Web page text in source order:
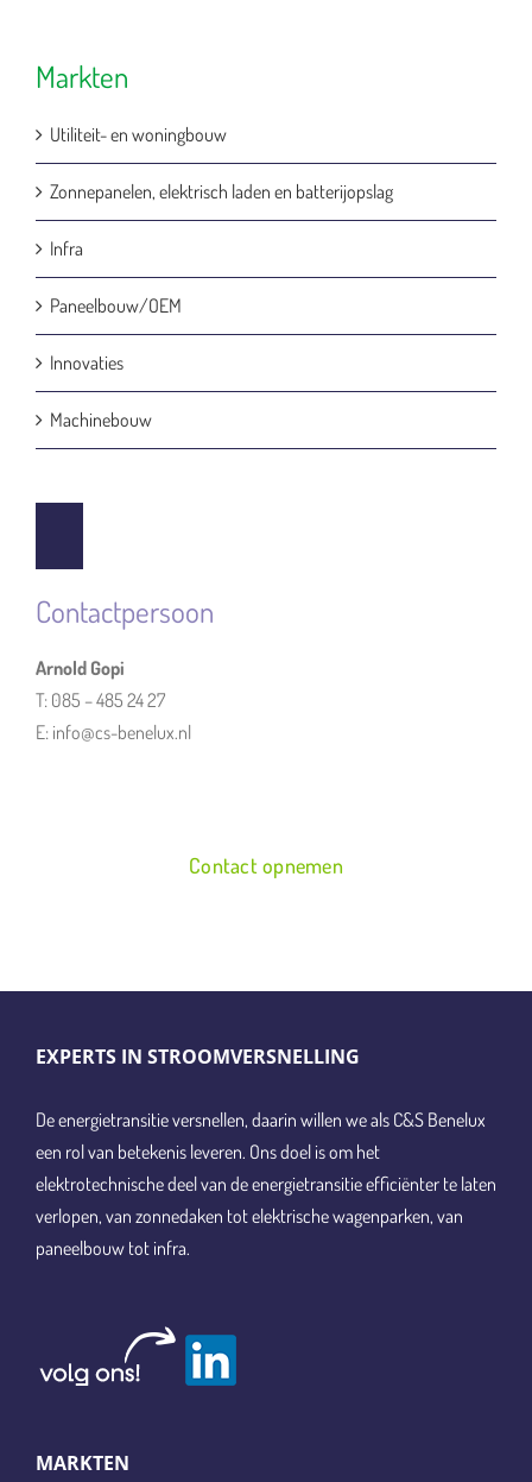
Markten
Utiliteit- en woningbouw
Zonnepanelen, elektrisch laden en batterijopslag
Infra
Paneelbouw/OEM
Innovaties
Machinebouw
Contactpersoon
Arnold Gopi
T: 085 – 485 24 27
E: info@cs-benelux.nl
Contact opnemen
EXPERTS IN STROOMVERSNELLING
De energietransitie versnellen, daarin willen we als C&S Benelux
een rol van betekenis leveren. Ons doel is om het
elektrotechnische deel van de energietransitie efficiënter te laten
verlopen, van zonnedaken tot elektrische wagenparken, van
paneelbouw tot infra.
MARKTEN